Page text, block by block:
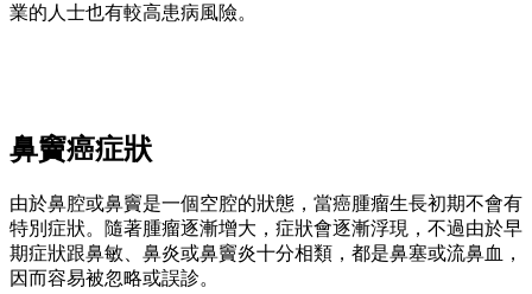
業的人士也有較高患病風險。
鼻竇癌症狀
由於鼻腔或鼻竇是一個空腔的狀態，當癌腫瘤生長初期不會有
特別症狀。隨著腫瘤逐漸增大，症狀會逐漸浮現，不過由於早
期症狀跟鼻敏、鼻炎或鼻竇炎十分相類，都是鼻塞或流鼻血，
因而容易被忽略或誤診。